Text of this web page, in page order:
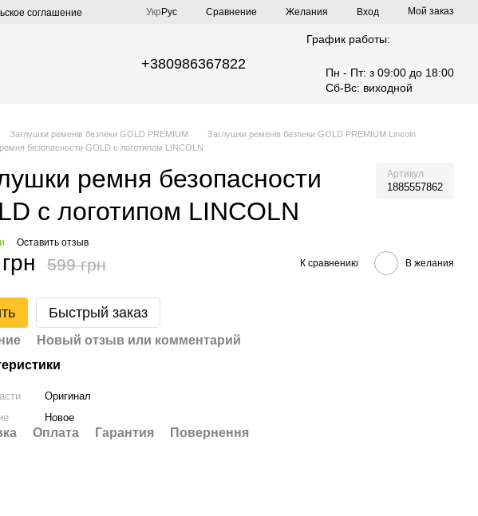
соглашение Укр Рус Сравнение Желания Вход Мой заказ
+380986367822
График работы:
Пн - Пт: з 09:00 до 18:00
Сб-Вс: виходной
Заглушки ременів безпеки GOLD PREMIUM
Заглушки ременів безпеки GOLD PREMIUM Lincoln
безопасности GOLD с логотипом LINCOLN
ремня безопасности
с логотипом LINCOLN
Артикул
1885557862
Оставить отзыв
599 грн К сравнению В желания
Быстрый заказ
Новый отзыв или комментарий
Оригинал
Новое
Оплата Гарантия Повернення